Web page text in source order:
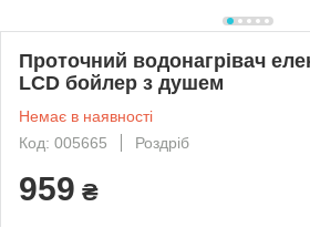
Проточний водонагрівач
LCD бойлер з душем
Немає в наявності
Код: 005665
Роздріб
959 ₴